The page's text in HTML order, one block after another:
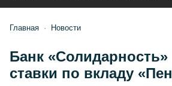
Главная Новости
Банк
ставки по вкладу